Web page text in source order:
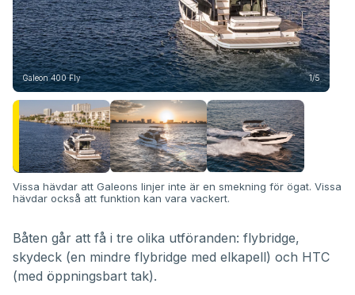
Galeon 400 Fly 1/5
Vissa hävdar att Galeons linjer inte är en smekning för ögat. Vissa
hävdar också att funktion kan vara vackert.
Båten går att få i tre olika utföranden: flybridge,
skydeck (en mindre flybridge med elkapell) och HTC
(med öppningsbart tak).